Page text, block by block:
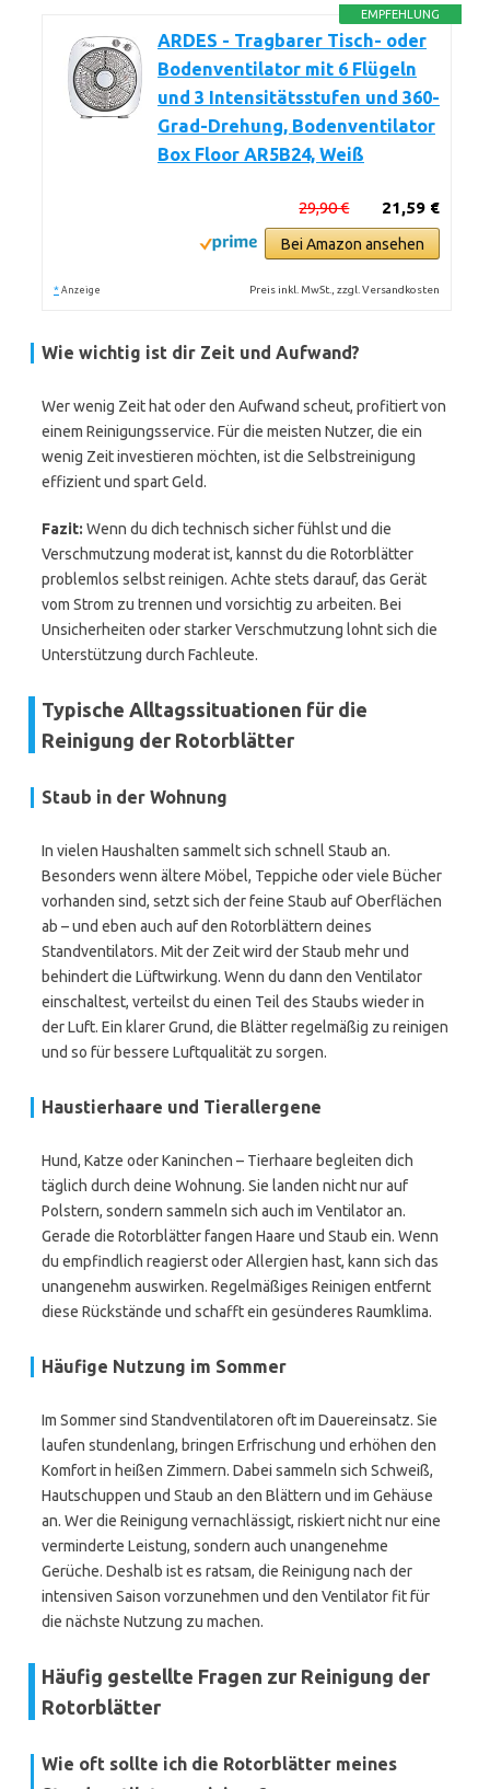
EMPFEHLUNG
ARDES - Tragbarer Tisch- oder
Bodenventilator mit 6 Flügeln
und 3 Intensitätsstufen und 360-
Grad-Drehung, Bodenventilator
Box Floor AR5B24, Weiß
21,59 €
29,90 €
Bei Amazon ansehen
* Anzeige Preis inkl. MwSt., zzgl. Versandkosten
Wie wichtig ist dir Zeit und Aufwand?
Wer wenig Zeit hat oder den Aufwand scheut, profitiert von
einem Reinigungsservice. Für die meisten Nutzer, die ein
wenig Zeit investieren möchten, ist die Selbstreinigung
effizient und spart Geld.
Fazit: Wenn du dich technisch sicher fühlst und die
Verschmutzung moderat ist, kannst du die Rotorblätter
problemlos selbst reinigen. Achte stets darauf, das Gerät
vom Strom zu trennen und vorsichtig zu arbeiten. Bei
Unsicherheiten oder starker Verschmutzung lohnt sich die
Unterstützung durch Fachleute.
Typische Alltagssituationen für die
Reinigung der Rotorblätter
Staub in der Wohnung
In vielen Haushalten sammelt sich schnell Staub an.
Besonders wenn ältere Möbel, Teppiche oder viele Bücher
vorhanden sind, setzt sich der feine Staub auf Oberflächen
ab – und eben auch auf den Rotorblättern deines
Standventilators. Mit der Zeit wird der Staub mehr und
behindert die Lüftwirkung. Wenn du dann den Ventilator
einschaltest, verteilst du einen Teil des Staubs wieder in
der Luft. Ein klarer Grund, die Blätter regelmäßig zu reinigen
und so für bessere Luftqualität zu sorgen.
Haustierhaare und Tierallergene
Hund, Katze oder Kaninchen – Tierhaare begleiten dich
täglich durch deine Wohnung. Sie landen nicht nur auf
Polstern, sondern sammeln sich auch im Ventilator an.
Gerade die Rotorblätter fangen Haare und Staub ein. Wenn
du empfindlich reagierst oder Allergien hast, kann sich das
unangenehm auswirken. Regelmäßiges Reinigen entfernt
diese Rückstände und schafft ein gesünderes Raumklima.
Häufige Nutzung im Sommer
Im Sommer sind Standventilatoren oft im Dauereinsatz. Sie
laufen stundenlang, bringen Erfrischung und erhöhen den
Komfort in heißen Zimmern. Dabei sammeln sich Schweiß,
Hautschuppen und Staub an den Blättern und im Gehäuse
an. Wer die Reinigung vernachlässigt, riskiert nicht nur eine
verminderte Leistung, sondern auch unangenehme
Gerüche. Deshalb ist es ratsam, die Reinigung nach der
intensiven Saison vorzunehmen und den Ventilator fit für
die nächste Nutzung zu machen.
Häufig gestellte Fragen zur Reinigung der
Rotorblätter
Wie oft sollte ich die Rotorblätter meines